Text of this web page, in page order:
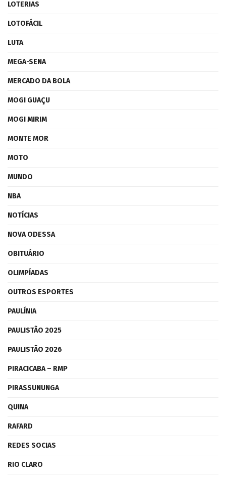
LOTERIAS
LOTOFÁCIL
LUTA
MEGA-SENA
MERCADO DA BOLA
MOGI GUAÇU
MOGI MIRIM
MONTE MOR
MOTO
MUNDO
NBA
NOTÍCIAS
NOVA ODESSA
OBITUÁRIO
OLIMPÍADAS
OUTROS ESPORTES
PAULÍNIA
PAULISTÃO 2025
PAULISTÃO 2026
PIRACICABA – RMP
PIRASSUNUNGA
QUINA
RAFARD
REDES SOCIAS
RIO CLARO